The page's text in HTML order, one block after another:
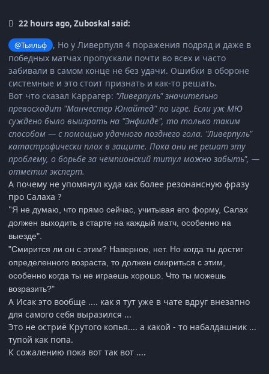
22 hours ago, Zuboskal said:
@Тьяльф
, Но у Ливерпуля 4 поражения подряд и даже в
победных матчах пропускали почти во всех и часто
забивали в самом конце не без удачи. Ошибки в обороне
системные и это стоит признать и как-то решать.
Вот что сказал Каррагер: "Ливерпуль" значительно
превосходит "Манчестер Юнайтед" по игре. Если уж МЮ
суждено было выиграть на "Энфилде", то только таким
способом — с помощью удачного позднего гола. "Ливерпуль"
катастрофически плох в защите. Пока они не решат эту
проблему, о борьбе за чемпионский титул можно забыть", —
отметил эксперт.
А почему не упомянул куда как более резонансную фразу
про Салаха ?
"Я не думаю, что прямо сейчас, учитывая его форму, Салах
должен выходить в старте на каждый матч, особенно на
выезде".
"Смирится ли он с этим? Наверное, нет. Но когда ты достиг
определенного возраста, то должен смириться с этим,
особенно когда ты не играешь хорошо. Что ты можешь
возразить?"
А Исак это вообще .... как я тут уже в чате вдруг внезапно
для самого себя выразился ...
Это не остриё Крутого копья.... а какой - то набалдашник ...
тупой как попа.
К сожалению пока вот так вот ....